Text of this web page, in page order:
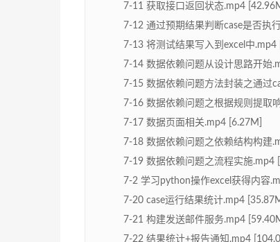
7-11 获取接口返回状态.mp4
7-12 通过预期结果判断case是否执
7-13 将测试结果写入到excel中.mp4
7-14 数据依赖问题从设计思路开始
7-15 数据依赖问题方法封装之通过
7-16 数据依赖问题之根据规则提取
7-17 数据页面相关.mp4 [6.27M]
7-18 数据依赖问题之依赖结构构建
7-19 数据依赖问题之流程实施.mp4
7-2 学习python操作excel获得内容
7-20 case运行结果统计.mp4
7-21 构建发送邮件服务.mp4
7-22 结果统计+报告通知.mp4